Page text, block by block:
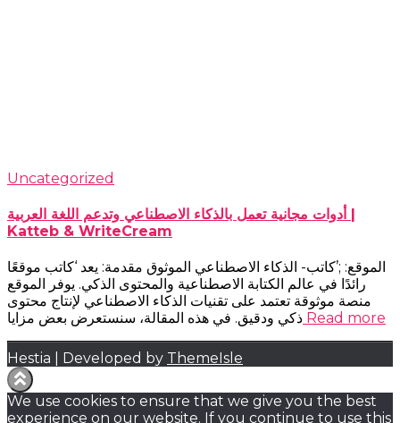
Uncategorized
أدوات مجانية تعمل بالذكاء الاصطناعي وتدعم اللغة العربية |
Katteb & WriteCream
الموقع: ;’كاتب- الذكاء الاصطناعي الموثوق مقدمة: يعد ‘كاتب موقعًا
رائدًا في عالم الكتابة الاصطناعية والمحتوى الذكي. يوفر الموقع
منصة موثوقة تعتمد على تقنيات الذكاء الاصطناعي لإنتاج محتوى
ذكي ودقيق. في هذه المقالة، سنستعرض بعض مزايا Read more
Hestia | Developed by ThemeIsle
We use cookies to ensure that we give you the best
experience on our website. If you continue to use this